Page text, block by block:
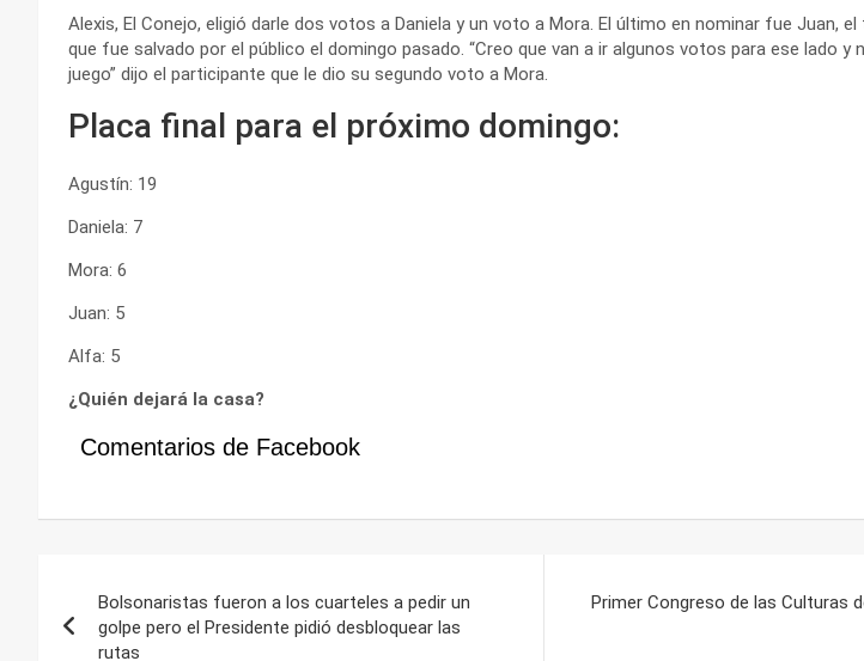
Alexis, El Conejo, eligió darle dos votos a Daniela y un voto a Mora. El último en nominar fue Juan,
que fue salvado por el público el domingo pasado. “Creo que van a ir algunos votos para ese lado y
juego” dijo el participante que le dio su segundo voto a Mora.
Placa final para el próximo domingo:
Agustín: 19
Daniela: 7
Mora: 6
Juan: 5
Alfa: 5
¿Quién dejará la casa?
Comentarios de Facebook
de
Bolsonaristas fueron a los cuarteles a pedir un
golpe pero el Presidente pidió desbloquear las
rutas
Primer Congreso de las Culturas